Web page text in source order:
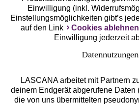
Services
Einwilligung (inkl.
Einstellungsmöglichkeiten gibt’s
auf den Link
Cookies ablehnen
Einwilligung jederzeit
Datennutzungen
LASCANA arbeitet mit Partnern
deinem Endgerät abgerufene Daten
die von uns übermittelten